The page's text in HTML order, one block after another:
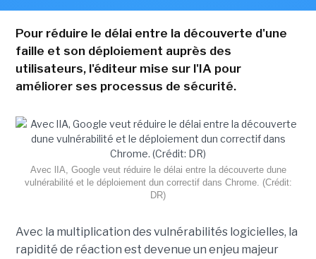
Pour réduire le délai entre la découverte d'une
faille et son déploiement auprès des
utilisateurs, l'éditeur mise sur l'IA pour
améliorer ses processus de sécurité.
Avec lIA, Google veut réduire le délai entre la découverte dune
vulnérabilité et le déploiement dun correctif dans Chrome. (Crédit:
DR)
Avec la multiplication des vulnérabilités logicielles, la
rapidité de réaction est devenue un enjeu majeur